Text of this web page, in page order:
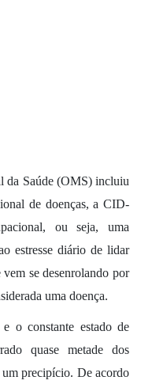
da Saúde (OMS) incluiu
de doenças, a CID-
ou seja, uma
estresse diário de lidar
se desenrolando por
uma doença.
o constante estado de
quase metade dos
um precipício. De acordo